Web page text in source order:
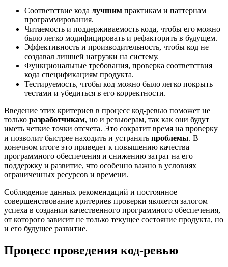
Соответствие кода лучшим практикам и паттернам
программирования.
Читаемость и поддерживаемость кода, чтобы его можно
было легко модифицировать и рефакторить в будущем.
Эффективность и производительность, чтобы код не
создавал лишней нагрузки на систему.
Функциональные требования, проверка соответствия
кода спецификациям продукта.
Тестируемость, чтобы код можно было легко покрыть
тестами и убедиться в его корректности.
Введение этих критериев в процесс код-ревью поможет не
только разработчикам, но и ревьюерам, так как они будут
иметь четкие точки отсчета. Это сократит время на проверку
и позволит быстрее находить и устранять проблемы. В
конечном итоге это приведет к повышению качества
программного обеспечения и снижению затрат на его
поддержку и развитие, что особенно важно в условиях
ограниченных ресурсов и времени.
Соблюдение данных рекомендаций и постоянное
совершенствование критериев проверки является залогом
успеха в создании качественного программного обеспечения,
от которого зависит не только текущее состояние продукта, но
и его будущее развитие.
Процесс проведения код-ревью